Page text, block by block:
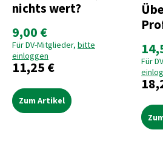
nichts wert?
9,00 €
Für DV-Mitglieder, bitte
einloggen
11,25 €
Zum Artikel
Für